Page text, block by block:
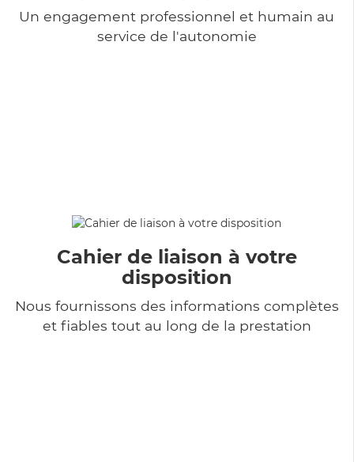
Un engagement professionnel et humain au
service de l'autonomie
Cahier de liaison à votre
disposition
Nous fournissons des informations complètes
et fiables tout au long de la prestation